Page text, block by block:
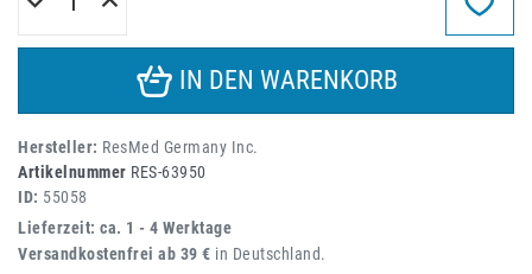
IN DEN WARENKORB
Hersteller: ResMed Germany Inc.
Artikelnummer RES-63950
ID: 55058
Lieferzeit: ca. 1 - 4 Werktage
Versandkostenfrei ab 39 € in Deutschland.